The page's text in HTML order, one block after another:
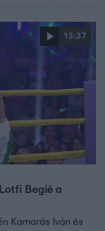
13:37
Begié a
Kamarás Iván és